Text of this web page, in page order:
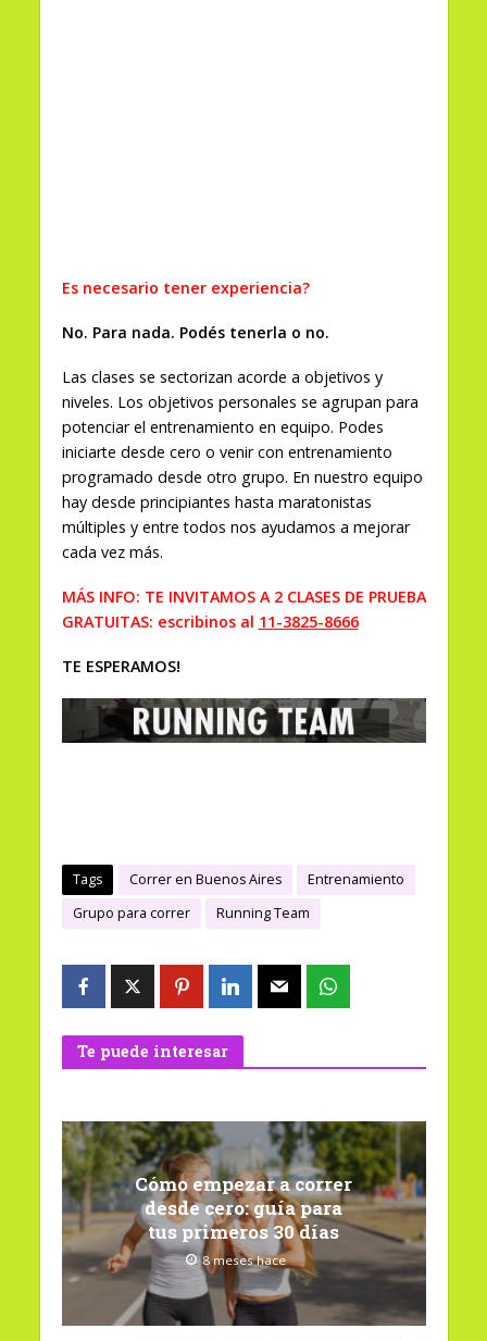
Es necesario tener experiencia?
No. Para nada. Podés tenerla o no.
Las clases se sectorizan acorde a objetivos y
niveles. Los objetivos personales se agrupan para
potenciar el entrenamiento en equipo. Podes
iniciarte desde cero o venir con entrenamiento
programado desde otro grupo. En nuestro equipo
hay desde principiantes hasta maratonistas
múltiples y entre todos nos ayudamos a mejorar
cada vez más.
MÁS INFO: TE INVITAMOS A 2 CLASES DE PRUEBA
GRATUITAS: escribinos al 11-3825-8666
TE ESPERAMOS!
Tags Correr en Buenos Aires
Entrenamiento
Grupo para correr
Running Team
Te puede interesar
Cómo empezar a correr
desde cero: guía para
tus primeros 30 días
8 meses hace